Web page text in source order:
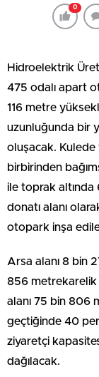
0
Hidroelektrik
475 odalı apart
116 metre
uzunluğunda bir
oluşacak.
birbirinden
ile toprak altında
donatı alanı
otopark inşa
Arsa alanı 8 bin
856 metrekarelik
alanı 75 bin 806
geçtiğinde 40
ziyaretçi
dağılacak.